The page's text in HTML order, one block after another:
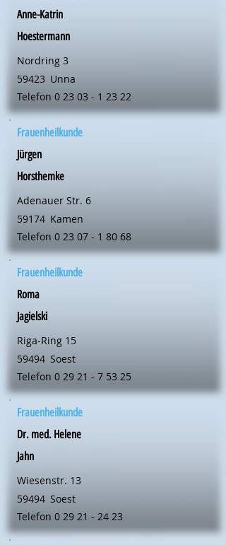
Anne-Katrin
Hoestermann
Nordring 3
59423 Unna
Telefon 0 23 03 - 1 23 22
Frauenheilkunde
Jürgen
Horsthemke
Adenauer Str. 6
59174 Kamen
Telefon 0 23 07 - 1 80 68
Frauenheilkunde
Roma
Jagielski
Riga-Ring 15
59494 Soest
Telefon 0 29 21 - 7 53 25
Frauenheilkunde
Dr. med. Helene
Jahn
Wiesenstr. 13
59494 Soest
Telefon 0 29 21 - 24 23